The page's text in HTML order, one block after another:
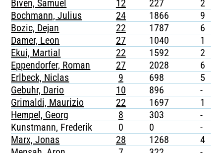
Biven, Samuel
12 227 2
Bochmann, Julius
24 1866 9
Bozic, Dejan
22 1787 6
Damer, Leon
27 1040 1
Ekui, Martial
22 1592 2
Eppendorfer, Roman
27 2028 6
Erlbeck, Niclas
9 698 5
Gebuhr, Dario
10 896 -
Grimaldi, Maurizio
22 1697 1
Hempel, Georg
8 303 -
Kunstmann, Frederik
0 0 -
Marx, Jonas
28 1268 4